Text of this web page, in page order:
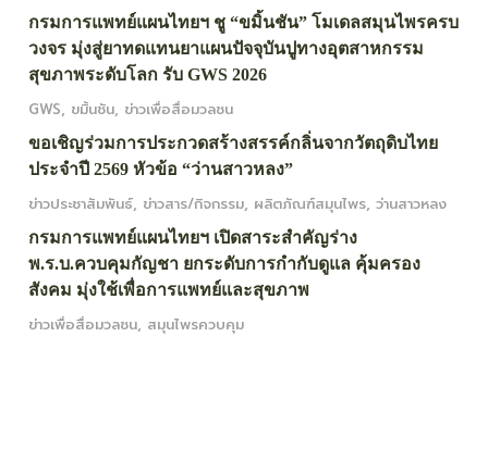
กรมการแพทย์แผนไทยฯ ชู “ขมิ้นชัน” โมเดลสมุนไพรครบ
วงจร มุ่งสู่ยาทดแทนยาแผนปัจจุบันปูทางอุตสาหกรรม
สุขภาพระดับโลก รับ GWS 2026
GWS, ขมิ้นชัน, ข่าวเพื่อสื่อมวลชน
ขอเชิญร่วมการประกวดสร้างสรรค์กลิ่นจากวัตถุดิบไทย
ประจำปี 2569 หัวข้อ “ว่านสาวหลง”
ข่าวประชาสัมพันธ์, ข่าวสาร/กิจกรรม, ผลิตภัณฑ์สมุนไพร, ว่านสาวหลง
กรมการแพทย์แผนไทยฯ เปิดสาระสำคัญร่าง
พ.ร.บ.ควบคุมกัญชา ยกระดับการกำกับดูแล คุ้มครอง
สังคม มุ่งใช้เพื่อการแพทย์และสุขภาพ
ข่าวเพื่อสื่อมวลชน, สมุนไพรควบคุม